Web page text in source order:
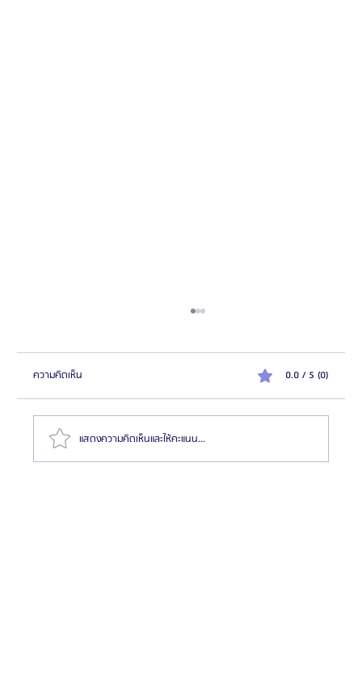
ความคิดเห็น 0.0 / 5 (0)
แสดงความคิดเห็นและให้คะแนน...